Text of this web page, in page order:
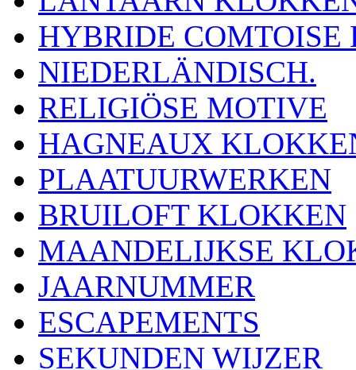
HYBRIDE
NIEDERLÄNDISCH.
RELIGIÖSE MOTIVE
HAGNEAUX
PLAATUURWERKEN
BRUILOFT KLOKKEN
MAANDELIJKSE
JAARNUMMER
ESCAPEMENTS
SEKUNDEN WIJZER